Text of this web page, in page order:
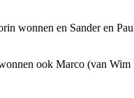
wonnen en Sander en
ook Marco (van Wim